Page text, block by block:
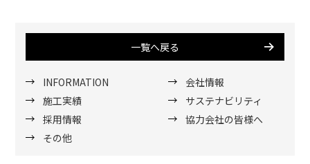
一覧へ戻る
INFORMATION
会社情報
施工実績
サステナビリティ
採用情報
協力会社の皆様へ
その他